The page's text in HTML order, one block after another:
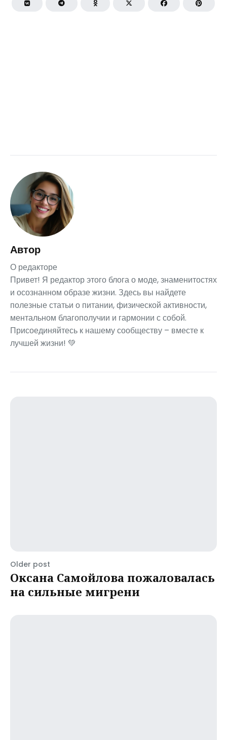
Автор
О редакторе
Привет! Я редактор этого блога о моде, знаменитостях
и осознанном образе жизни. Здесь вы найдете
полезные статьи о питании, физической активности,
ментальном благополучии и гармонии с собой.
Присоединяйтесь к нашему сообществу – вместе к
лучшей жизни! 💚
Older post
Оксана Самойлова пожаловалась
на сильные мигрени